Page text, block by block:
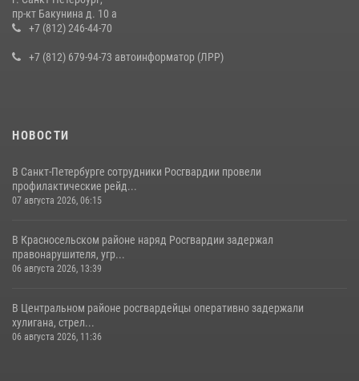
В Ленобласти сотрудники Росгвардии провели встречу с
воспитанниками детского клуба «Умные каникулы»
пр-кт Бакунина д. 10 а
+7 (812) 246-44-70
+7 (812) 679-94-73 автоинформатор (ЛРР)
НОВОСТИ
В Санкт-Петербурге сотрудники Росгвардии провели
профилактические рейд...
07 августа 2026, 06:15
В Красносельском районе наряд Росгвардии задержал
правонарушителя, угр...
06 августа 2026, 13:39
В Центральном районе росгвардейцы оперативно задержали
хулигана, стрел...
06 августа 2026, 11:36